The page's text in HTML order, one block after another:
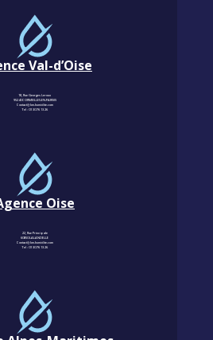
Val-d’Oise
18, Rue Georges Leroux
95240 CORMEILLES-EN-PARISIS
Contact@km-humidite.com
Tel :01 30 76 13 26
Oise
22, Rue Principale
60850 LALANDELLE
Contact@km-humidite.com
Tel :01 30 76 13 26